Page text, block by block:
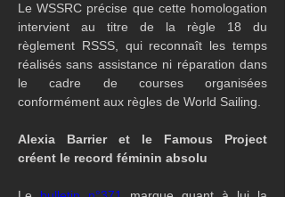
Le WSSRC précise que cette homologation
intervient au titre de la règle 18 du
règlement RSSS, qui reconnaît les temps
réalisés sans assistance ni réparation dans
le cadre de courses organisées
conformément aux règles de World Sailing.
Alexia Barrier et le Famous Project
créent le record féminin absolu